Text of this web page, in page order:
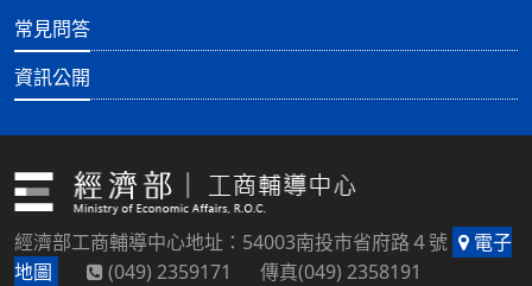
常見問答
資訊公開
經濟部工商輔導中心地址：54003南投市省府路４號
電子
地圖
(049) 2359171 傳真(049) 2358191